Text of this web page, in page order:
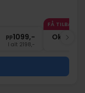
pp1099,-
I alt 2198,-
FÅ TILBAGE
Okt